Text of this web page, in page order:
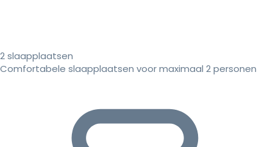
2 slaapplaatsen
Comfortabele slaapplaatsen voor maximaal 2 personen